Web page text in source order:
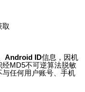
取
Android ID信息，因机
MD5不可逆算法脱敏
任何用户账号、手机